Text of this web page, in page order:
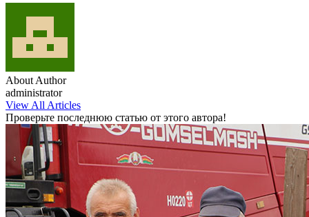
About Author
administrator
View All Articles
Проверьте последнюю статью от этого автора!